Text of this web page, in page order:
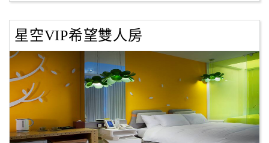
客
服
聯
Line
線
上
星空VIP希望雙人房